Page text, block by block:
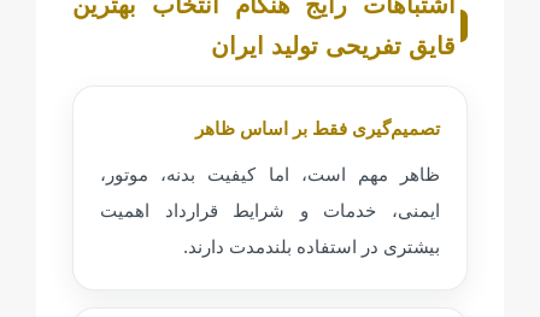
قایق تفریحی تولید ایران
تصمیم‌گیری فقط بر اساس ظاهر
ظاهر مهم است، اما کیفیت بدنه، موتور،
ایمنی، خدمات و شرایط قرارداد اهمیت
بیشتری در استفاده بلندمدت دارند.